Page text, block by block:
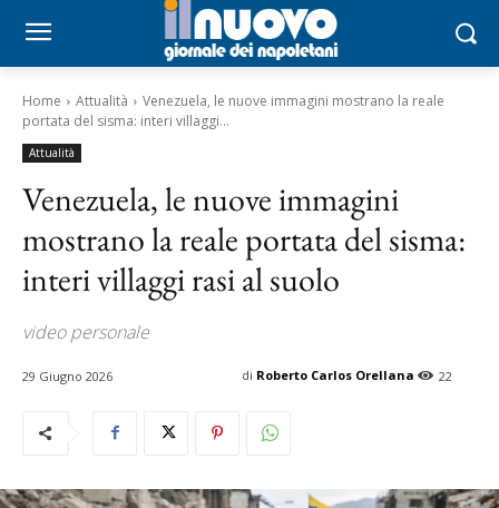
Home Attualità
Venezuela, le nuove immagini mostrano la reale
portata del sisma: interi villaggi...
Attualità
Venezuela, le nuove immagini
mostrano la reale portata del sisma:
interi villaggi rasi al suolo
video personale
29 Giugno 2026 22
di Roberto Carlos Orellana